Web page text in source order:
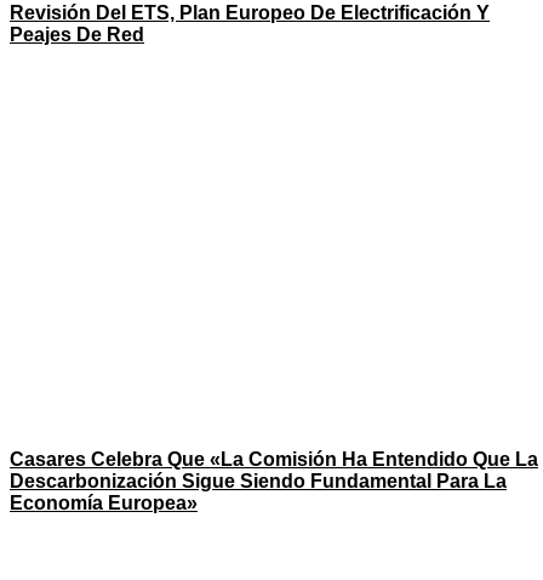
Revisión Del ETS, Plan Europeo De Electrificación Y
Peajes De Red
Casares Celebra Que «la Comisión Ha Entendido Que La
Descarbonización Sigue Siendo Fundamental Para La
Economía Europea»